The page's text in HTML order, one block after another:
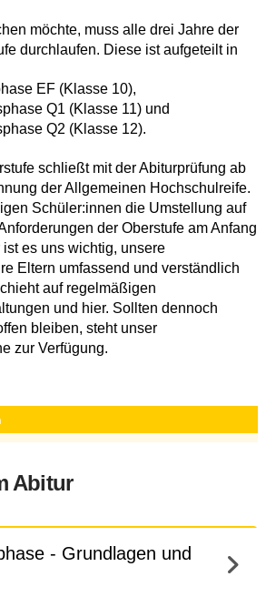
möchte, muss alle drei Jahre der
durchlaufen. Diese ist aufgeteilt in
EF (Klasse 10),
Q1 (Klasse 11) und
Q2 (Klasse 12).
schließt mit der Abiturprüfung ab
der Allgemeinen Hochschulreife.
Schüler:innen die Umstellung auf
der Oberstufe am Anfang
es uns wichtig, unsere
Eltern umfassend und verständlich
auf regelmäßigen
und hier. Sollten dennoch
bleiben, steht unser
zur Verfügung.
Abitur
- Grundlagen und